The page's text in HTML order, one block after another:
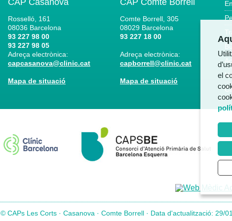
CAP Casanova
Rosselló, 161
08036 Barcelona
93 227 98 00
93 227 98 05
Adreça electrònica:
capcasanova@clinic.cat
Mapa de situació
CAP Comte Borrell
Comte Borrell, 305
08029 Barcelona
93 227 18 00
Adreça electrònica:
capborrell@clinic.cat
Mapa de situació
© CAPs Les Corts · Casanova · Comte Borrell · Data d'actualització: 29/
el